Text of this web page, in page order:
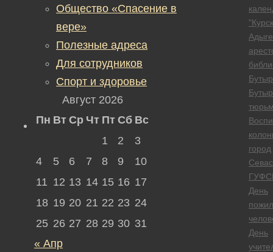
город
День
День
Общество «Спасение в
вере»
Полезные адреса
Для сотрудников
Спорт и здоровье
Август 2026
Пн Вт Ср Чт Пт Сб Вс
1
2
3
4
5 6 7 8 9
10
11 12 13 14 15 16 17
18 19 20 21 22 23 24
25 26 27 28 29 30 31
« Апр